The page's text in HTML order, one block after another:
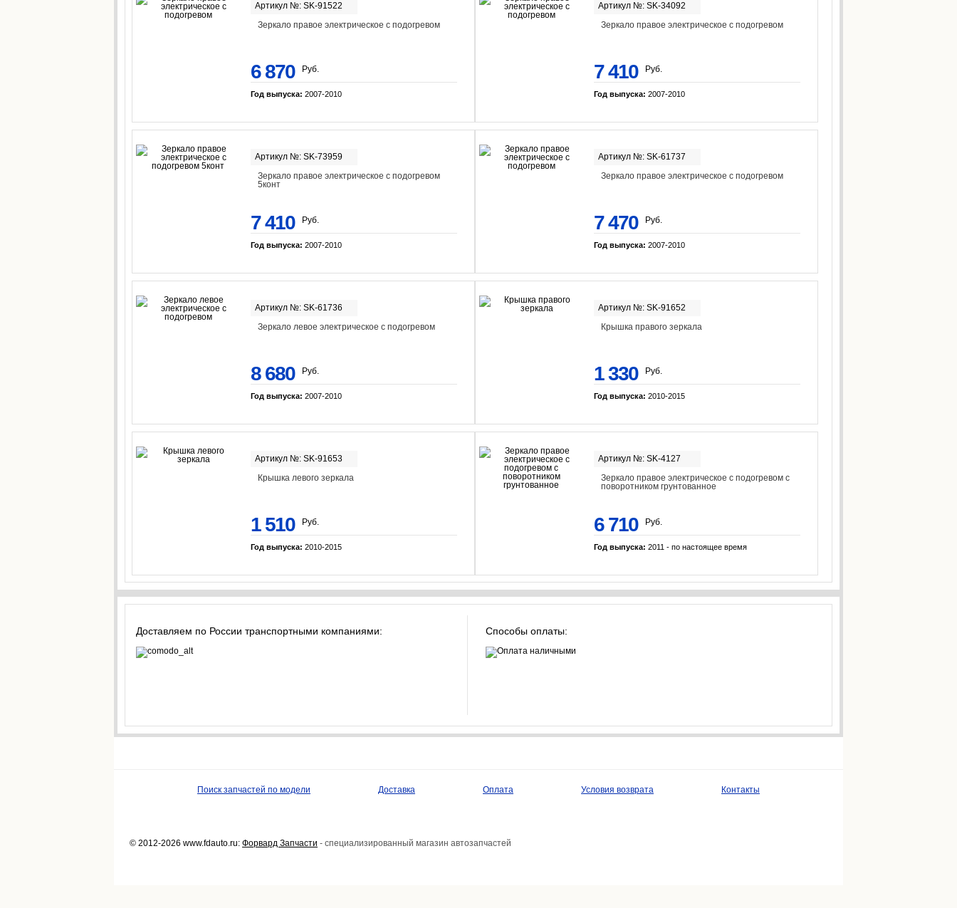
Артикул №: SK-91522
Зеркало правое электрическое с подогревом
6 870 Руб.
Год выпуска: 2007-2010
Артикул №: SK-34092
Зеркало правое электрическое с подогревом
7 410 Руб.
Год выпуска: 2007-2010
Артикул №: SK-73959
Зеркало правое электрическое с подогревом
5конт
7 410 Руб.
Год выпуска: 2007-2010
Артикул №: SK-61737
Зеркало правое электрическое с подогревом
7 470 Руб.
Год выпуска: 2007-2010
Артикул №: SK-61736
Зеркало левое электрическое с подогревом
8 680 Руб.
Год выпуска: 2007-2010
Артикул №: SK-91652
Крышка правого зеркала
1 330 Руб.
Год выпуска: 2010-2015
Артикул №: SK-91653
Крышка левого зеркала
1 510 Руб.
Год выпуска: 2010-2015
Артикул №: SK-4127
Зеркало правое электрическое с подогревом с
поворотником грунтованное
6 710 Руб.
Год выпуска: 2011 - по настоящее время
Доставляем по России транспортными компаниями: Способы оплаты:
Поиск запчастей по модели Доставка Оплата Условия возврата Контакты
© 2012-2026 www.fdauto.ru: Форвард Запчасти - специализированный магазин автозапчастей